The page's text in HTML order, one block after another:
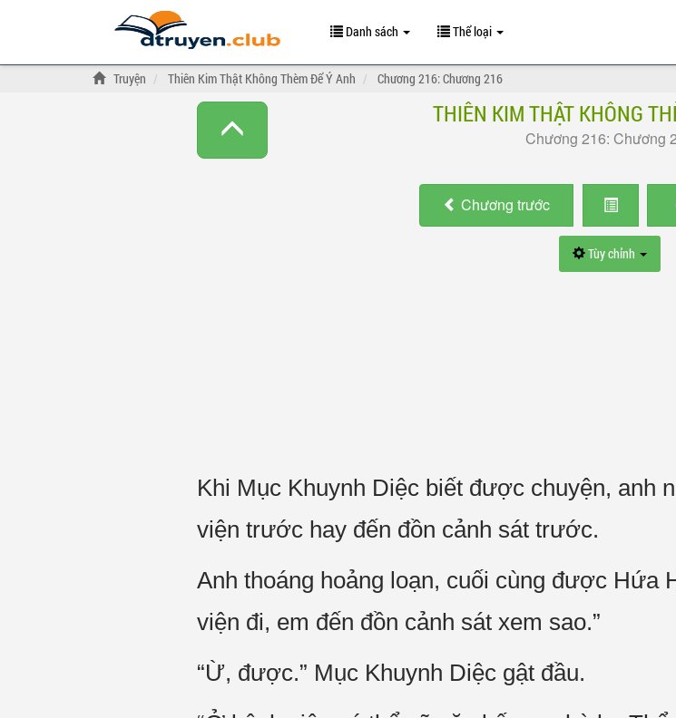
Danh sách Thể loại
Truyện Thiên Kim Thật Không Thèm Để Ý Anh Chương 216: Chương 216
THIÊN KIM THẬT KHÔNG
Chương 216: Chương
Chương trước
Tùy chỉnh
Khi Mục Khuynh Diệc biết được chuyện, anh
viện trước hay đến đồn cảnh sát trước.
Anh thoáng hoảng loạn, cuối cùng được Hứa
viện đi, em đến đồn cảnh sát xem sao.”
“Ừ, được.” Mục Khuynh Diệc gật đầu.